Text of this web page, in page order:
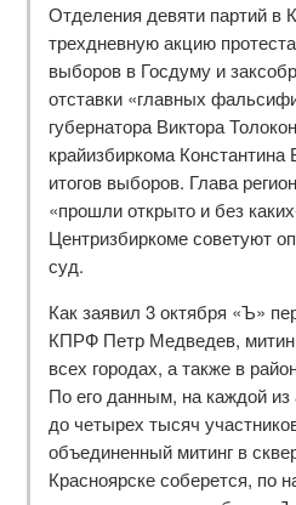
Отделения девяти партий в
трехдневную акцию
выборов в Госдуму и
отставки «главных
губернатора Виктора
крайизбиркома
итогов выборов. Глава
«прошли открыто и без
Центризбиркоме советуют
суд.
Как заявил 3 октября «Ъ»
КПРФ Петр Медведев,
всех городах, а также в
По его данным, на каждой
до четырех тысяч
объединенный митинг в
Красноярске соберется, по